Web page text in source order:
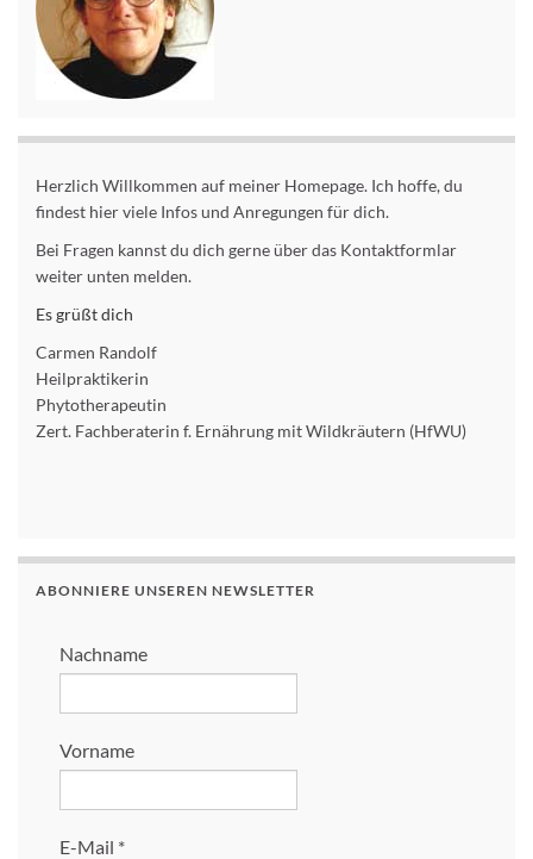
Herzlich Willkommen auf meiner Homepage. Ich hoffe, du
findest hier viele Infos und Anregungen für dich.
Bei Fragen kannst du dich gerne über das Kontaktformlar
weiter unten melden.
Es grüßt dich
Carmen Randolf
Heilpraktikerin
Phytotherapeutin
Zert. Fachberaterin f. Ernährung mit Wildkräutern (HfWU)
ABONNIERE UNSEREN NEWSLETTER
Nachname
Vorname
E-Mail *